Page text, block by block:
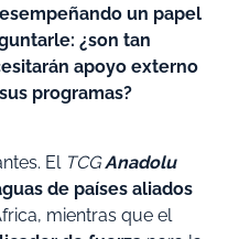
un papel
¿son tan
apoyo externo
programas?
El TCGAnadolu
de países aliados
mientras que el